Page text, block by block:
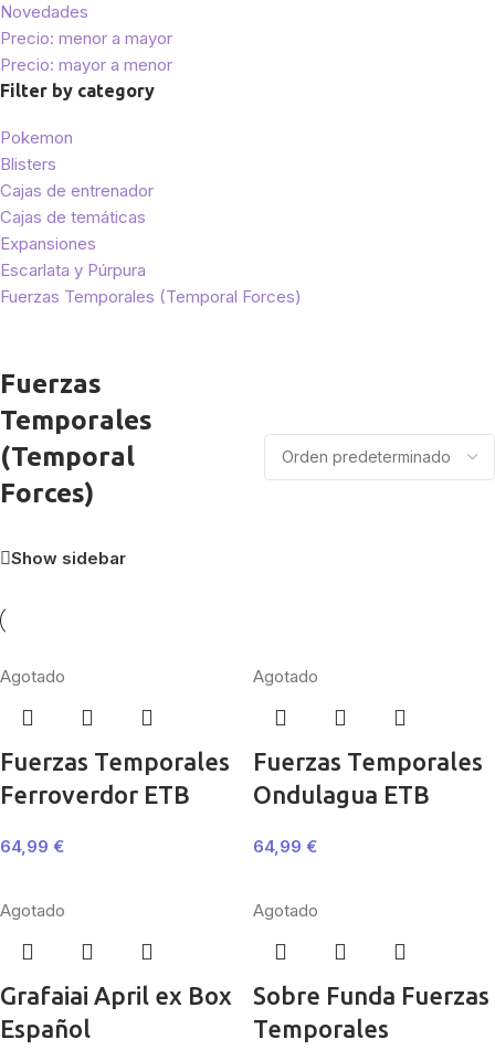
Novedades
Precio: menor a mayor
Precio: mayor a menor
Filter by category
Pokemon
Blisters
Cajas de entrenador
Cajas de temáticas
Expansiones
Escarlata y Púrpura
Fuerzas Temporales (Temporal Forces)
Fuerzas
Temporales
(Temporal
Forces)
Show sidebar
Agotado
Fuerzas Temporales
Ferroverdor ETB
64,99 €
Agotado
Fuerzas Temporales
Ondulagua ETB
64,99 €
Agotado
Grafaiai April ex Box
Español
Agotado
Sobre Funda Fuerzas
Temporales